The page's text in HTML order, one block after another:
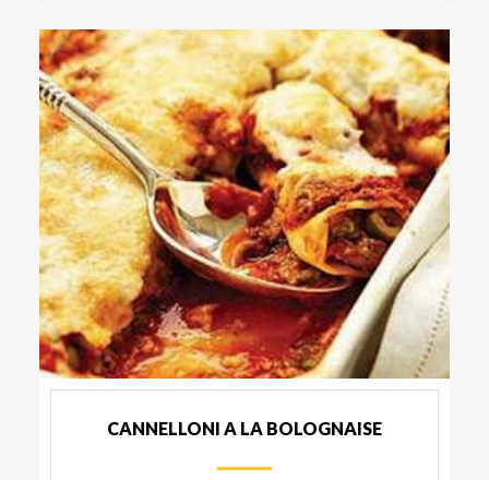
CANNELLONI A LA BOLOGNAISE